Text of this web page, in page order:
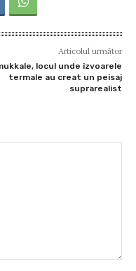
Articolul următor
locul unde izvoarele
termale au creat un peisaj
suprarealist